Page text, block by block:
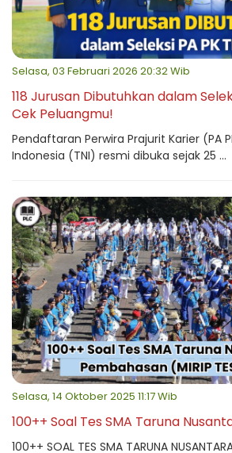
Selasa, 03 Februari 2026 20:32 Wib
118 Jurusan Dibutuhkan dalam
Cek Peluangmu!
Pendaftaran Perwira Prajurit Karier (PA
Indonesia (TNI) resmi dibuka sejak 25 ...
Selasa, 14 Oktober 2025 11:17 Wib
100++ Soal Tes SMA Taruna
100++ SOAL TES SMA TARUNA